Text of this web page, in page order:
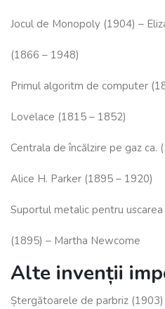
Jocul de Monopoly (1904) –
(1866 – 1948)
Primul algoritm de computer
Lovelace (1815 – 1852)
Centrala de încălzire pe gaz ca.
Alice H. Parker (1895 – 1920)
Suportul metalic pentru
(1895) – Martha Newcome
Alte invenții
Ștergătoarele de parbriz